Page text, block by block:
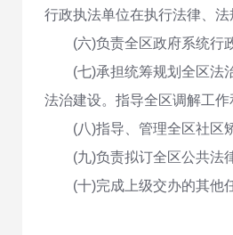
行政执法单位在执行法律、
(六)负责全区政府系统行
(七)承担统筹规划全区法
法治建设。指导全区调解工
(八)指导、管理全区社区
(九)负责拟订全区公共法
(十)完成上级交办的其他